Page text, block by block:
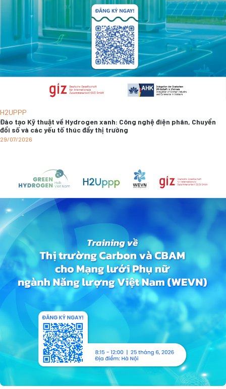
H2UPPP
Đào tạo Kỹ thuật về Hydrogen xanh: Công nghệ điện phân, Chuyển
đổi số và các yếu tố thúc đẩy thị trường
29/07/2026